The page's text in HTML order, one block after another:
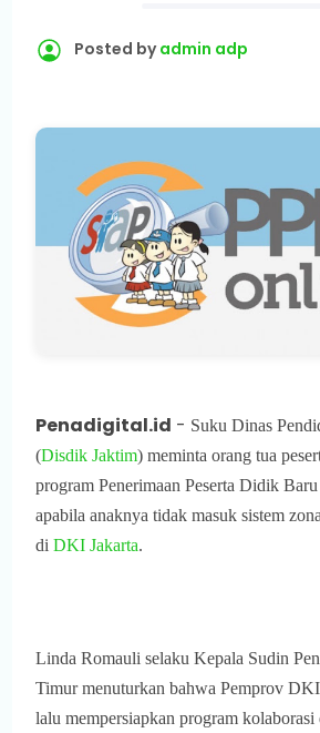
Posted byadmin adp
Penadigital.id - Suku Dinas
(Disdik Jaktim) meminta orang tua
program Penerimaan Peserta Didik
apabila anaknya tidak masuk sistem
diDKI Jakarta.
Linda Romauli selaku Kepala Sudin
Timur menuturkan bahwa Pemprov
lalu mempersiapkan program